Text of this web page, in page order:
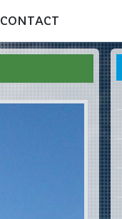
CONTACT